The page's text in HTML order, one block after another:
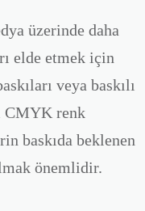
üzerinde daha
elde etmek için
veya baskılı
CMYK renk
baskıda beklenen
önemlidir.